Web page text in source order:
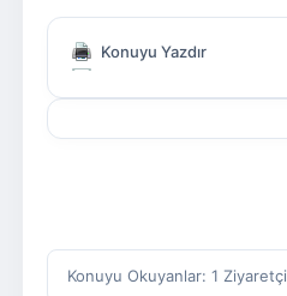
Konuyu Yazdır
Konuyu Okuyanlar: 1 Ziyaretçi